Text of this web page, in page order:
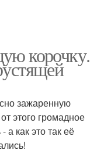
корочку.
зажаренную
этого громадное
а как это так её